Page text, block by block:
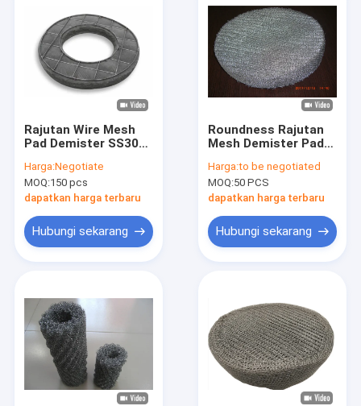
Rajutan Wire Mesh
Pad Demister SS304
Untuk Transfer
Massal
Harga:Negotiate
MOQ:150 pcs
dapatkan harga terbaru
Hubungi sekarang
Roundness Rajutan
Mesh Demister Pad
0.23mm
Harga:to be negotiated
MOQ:50 PCS
dapatkan harga terbaru
Hubungi sekarang